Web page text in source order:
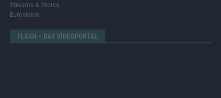
Streams & Storys
Eurovision
FLASH – DAS VIDEOPORTAL